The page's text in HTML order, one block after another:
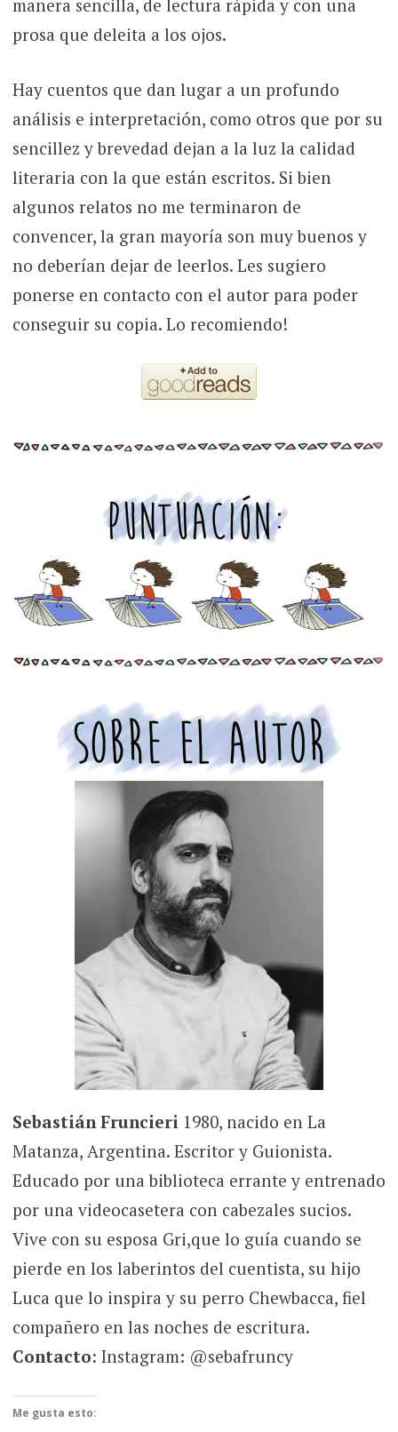
manera sencilla, de lectura rápida y con una
prosa que deleita a los ojos.
Hay cuentos que dan lugar a un profundo
análisis e interpretación, como otros que por su
sencillez y brevedad dejan a la luz la calidad
literaria con la que están escritos. Si bien
algunos relatos no me terminaron de
convencer, la gran mayoría son muy buenos y
no deberían dejar de leerlos. Les sugiero
ponerse en contacto con el autor para poder
conseguir su copia. Lo recomiendo!
Sebastián Fruncieri 1980, nacido en La
Matanza, Argentina. Escritor y Guionista.
Educado por una biblioteca errante y entrenado
por una videocasetera con cabezales sucios.
Vive con su esposa Gri,que lo guía cuando se
pierde en los laberintos del cuentista, su hijo
Luca que lo inspira y su perro Chewbacca, fiel
compañero en las noches de escritura.
Contacto: Instagram: @sebafruncy
Me gusta esto: